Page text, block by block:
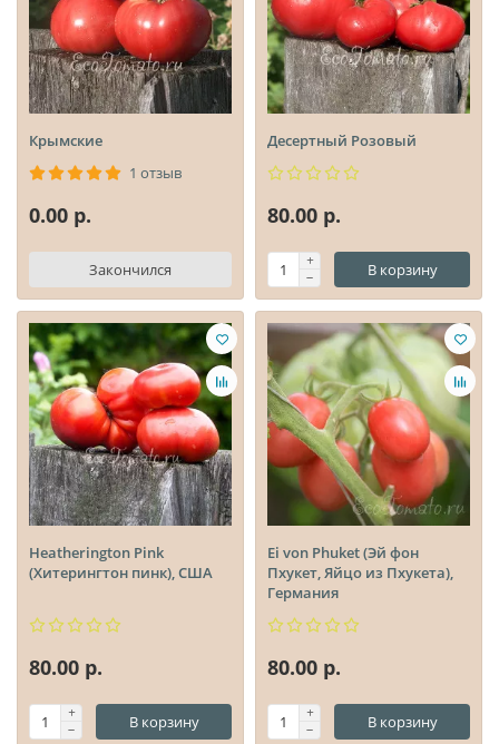
Крымские
1 отзыв
0.00 р.
Закончился
Десертный Розовый
80.00 р.
В корзину
Heatherington Pink
(Хитерингтон пинк), США
80.00 р.
В корзину
Ei von Phuket (Эй фон
Пхукет, Яйцо из Пхукета),
Германия
80.00 р.
В корзину